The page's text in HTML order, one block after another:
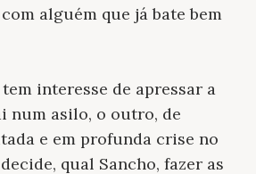
alguém que já bate bem
interesse de apressar a
num asilo, o outro, de
e em profunda crise no
qual Sancho, fazer as